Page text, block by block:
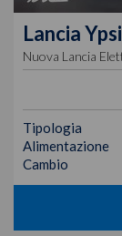
Lancia
Nuova Lancia
Tipologia
Alimentazione
Cambio